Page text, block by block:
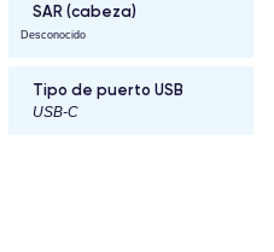
SAR (cabeza)
Desconocido
Tipo de puerto USB
USB-C